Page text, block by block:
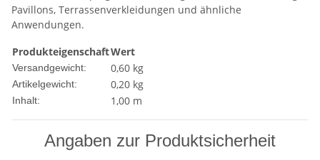
Pavillons, Terrassenverkleidungen und ähnliche
Anwendungen.
ProdukteigenschaftWert
Versandgewicht: 0,60 kg
Artikelgewicht: 0,20 kg
Inhalt: 1,00 m
Angaben zur Produktsicherheit